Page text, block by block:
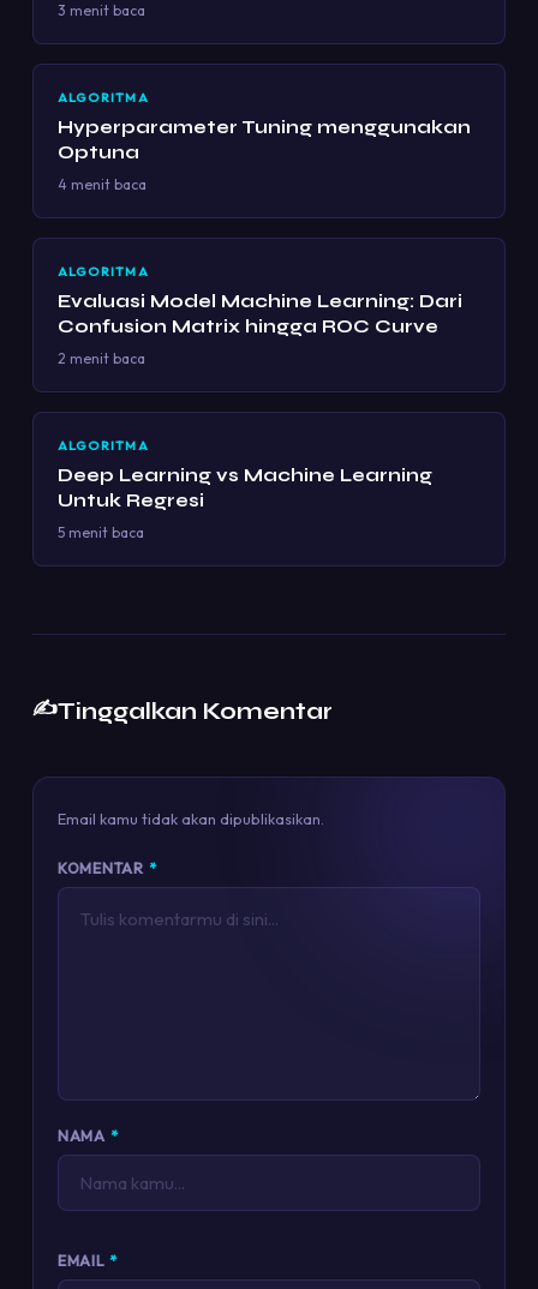
3 menit baca
ALGORITMA
Hyperparameter Tuning menggunakan
Optuna
4 menit baca
ALGORITMA
Evaluasi Model Machine Learning: Dari
Confusion Matrix hingga ROC Curve
2 menit baca
ALGORITMA
Deep Learning vs Machine Learning
Untuk Regresi
5 menit baca
✍️Tinggalkan Komentar
Email kamu tidak akan dipublikasikan.
KOMENTAR *
NAMA *
EMAIL *